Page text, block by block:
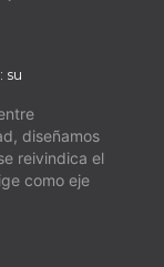
en
para
de su
del equipo
4 pm y las
su
diseñamos
reivindica el
como eje